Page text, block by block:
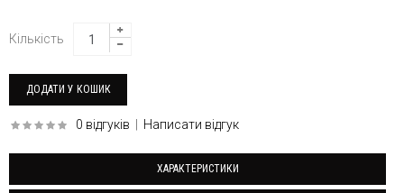
Кількість
0 відгуків Написати відгук
ХАРАКТЕРИСТИКИ